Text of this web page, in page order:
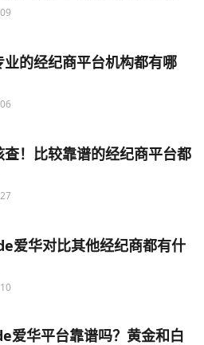
业的经纪商平台机构都有哪
查！比较靠谱的经纪商平台都
爱华对比其他经纪商都有什
爱华平台靠谱吗？黄金和白